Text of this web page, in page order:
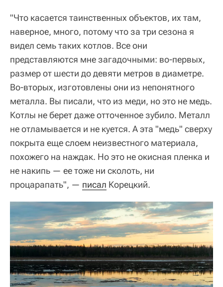
"Что касается таинственных объектов, их там,
наверное, много, потому что за три сезона я
видел семь таких котлов. Все они
представляются мне загадочными: во-первых,
размер от шести до девяти метров в диаметре.
Во-вторых, изготовлены они из непонятного
металла. Вы писали, что из меди, но это не медь.
Котлы не берет даже отточенное зубило. Металл
не отламывается и не куется. А эта "медь" сверху
покрыта еще слоем неизвестного материала,
похожего на наждак. Но это не окисная пленка и
не накипь — ее тоже ни сколоть, ни
процарапать", — писал Корецкий.